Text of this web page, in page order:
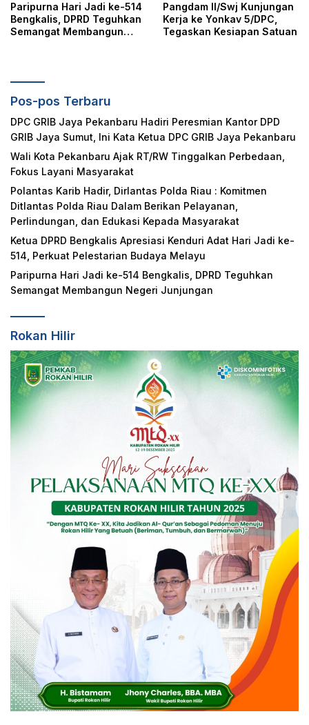
Paripurna Hari Jadi ke-514
Bengkalis, DPRD Teguhkan
Semangat Membangun
Pangdam II/Swj Kunjungan
Kerja ke Yonkav 5/DPC,
Tegaskan Kesiapan Satuan
Pos-pos Terbaru
DPC GRIB Jaya Pekanbaru Hadiri Peresmian Kantor DPD
GRIB Jaya Sumut, Ini Kata Ketua DPC GRIB Jaya Pekanbaru
Wali Kota Pekanbaru Ajak RT/RW Tinggalkan Perbedaan,
Fokus Layani Masyarakat
Polantas Karib Hadir, Dirlantas Polda Riau : Komitmen
Ditlantas Polda Riau Dalam Berikan Pelayanan,
Perlindungan, dan Edukasi Kepada Masyarakat
Ketua DPRD Bengkalis Apresiasi Kenduri Adat Hari Jadi ke-
514, Perkuat Pelestarian Budaya Melayu
Paripurna Hari Jadi ke-514 Bengkalis, DPRD Teguhkan
Semangat Membangun Negeri Junjungan
Rokan Hilir